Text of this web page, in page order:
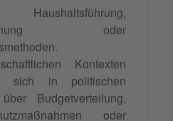
oder
Kontexten
sich in politischen
Budgetverteilung,
oder